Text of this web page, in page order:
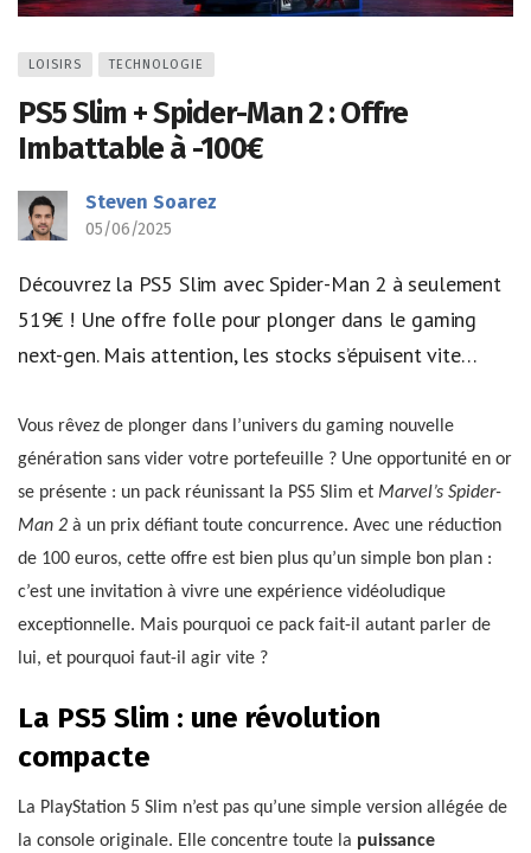
LOISIRS TECHNOLOGIE
PS5 Slim + Spider-Man 2 : Offre
Imbattable à -100€
Steven Soarez
05/06/2025
Découvrez la PS5 Slim avec Spider-Man 2 à seulement
519€ ! Une offre folle pour plonger dans le gaming
next-gen. Mais attention, les stocks s’épuisent vite…
Vous rêvez de plonger dans l’univers du gaming nouvelle
génération sans vider votre portefeuille ? Une opportunité en or
se présente : un pack réunissant la PS5 Slim et Marvel’s Spider-
Man 2 à un prix défiant toute concurrence. Avec une réduction
de 100 euros, cette offre est bien plus qu’un simple bon plan :
c’est une invitation à vivre une expérience vidéoludique
exceptionnelle. Mais pourquoi ce pack fait-il autant parler de
lui, et pourquoi faut-il agir vite ?
La PS5 Slim : une révolution
compacte
La PlayStation 5 Slim n’est pas qu’une simple version allégée de
la console originale. Elle concentre toute la puissance